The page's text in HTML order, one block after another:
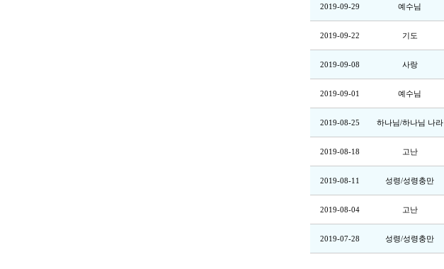
2019-09-29 예수님
2019-09-22 기도
2019-09-08 사랑
2019-09-01 예수님
2019-08-25 하나님/하나님 나라
2019-08-18 고난
2019-08-11 성령/성령충만
2019-08-04 고난
2019-07-28 성령/성령충만